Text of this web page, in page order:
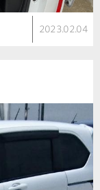
2023.02.04